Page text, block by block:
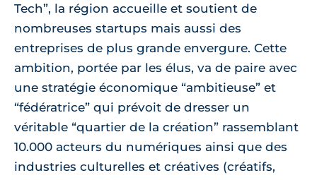
Tech”, la région accueille et soutient de
nombreuses startups mais aussi des
entreprises de plus grande envergure. Cette
ambition, portée par les élus, va de paire avec
une stratégie économique “ambitieuse” et
“fédératrice” qui prévoit de dresser un
véritable “quartier de la création” rassemblant
10.000 acteurs du numériques ainsi que des
industries culturelles et créatives (créatifs,